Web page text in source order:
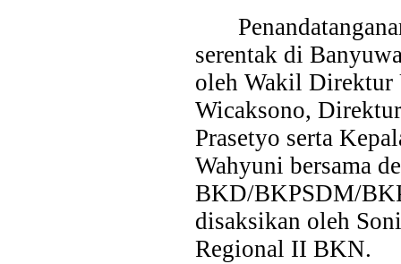
serentak di
oleh Wakil Direktur
Wicaksono,
Prasetyo serta
Wahyuni bersama
BKD/BKPSDM/
disaksikan oleh
Regional II BKN.